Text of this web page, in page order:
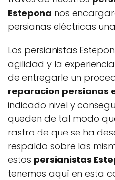
Estepona nos
persianas eléctricas
Los persianistas
agilidad y la
de entregarle un
reparacion persianas
indicado nivel y
queden de tal modo
rastro de que se ha
respaldo sobre las
estos persianistas
tenemos aquí en esta